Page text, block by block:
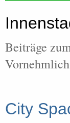
Beiträge
City